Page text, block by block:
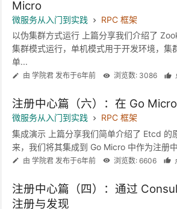
Micro
微服务从入门到实践
RPC 框架
以伪集群方式运行 上篇分享我们介绍了
集群模式运行，单机模式用于开发环境，集
单...
由 学院君 发布于6年前 浏览数: 3086
注册中心篇（六）：在 Go
微服务从入门到实践
RPC 框架
集成演示 上篇分享我们简单介绍了 Etcd 的
来，我们将其集成到 Go Micro 中作为注册
由 学院君 发布于6年前 浏览数: 6606
注册中心篇（四）：通过
注册与发现